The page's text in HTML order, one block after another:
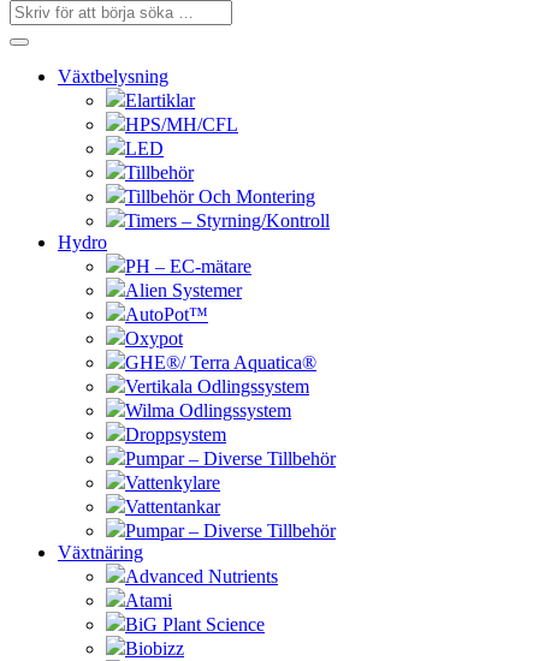
Växtbelysning
Elartiklar
HPS/MH/CFL
LED
Tillbehör
Tillbehör Och Montering
Timers – Styrning/Kontroll
Hydro
PH – EC-mätare
Alien Systemer
AutoPot™
Oxypot
GHE®/ Terra Aquatica®
Vertikala Odlingssystem
Wilma Odlingssystem
Droppsystem
Pumpar – Diverse Tillbehör
Vattenkylare
Vattentankar
Pumpar – Diverse Tillbehör
Växtnäring
Advanced Nutrients
Atami
BiG Plant Science
Biobizz